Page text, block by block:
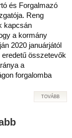
és Forgalmazó
Reng
kapcsán
a kormány
2020 januárjától
eredetű összetevők
a
forgalomba
TOVÁBB